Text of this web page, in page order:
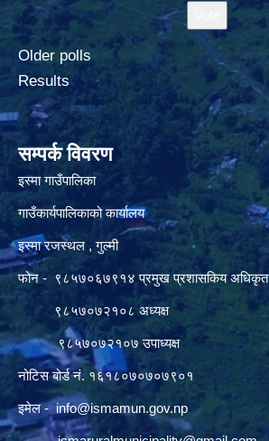
Older polls
Results
सम्पर्क विवरण
इस्मा गाउँपालिका
गाउँकार्यपालिकाको कार्यालय
इस्मा रजस्थल , गुल्मी
फोन - ९८५७०६७९१४ प्रमुख प्रशासकिय अधिकृत
९८५७०७२१०८ अध्यक्ष
९८५७०७२१०७ उपाध्यक्ष
नोटिस बोर्ड नं. १६१८०७०७०७९०१
इमेल - info@ismamun.gov.np